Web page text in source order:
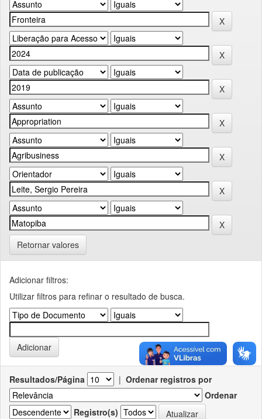
Retornar valores
Adicionar filtros:
Utilizar filtros para refinar o resultado de busca.
Resultados/Página | Ordenar registros por
Ordenar
Registro(s)